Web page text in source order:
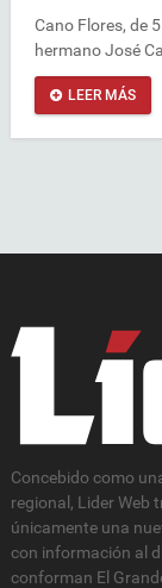
Cano Flores, de
hermano José
LEER MÁS
Concebido como
regional, Lider Web
únicamente una
con información al
conforman El